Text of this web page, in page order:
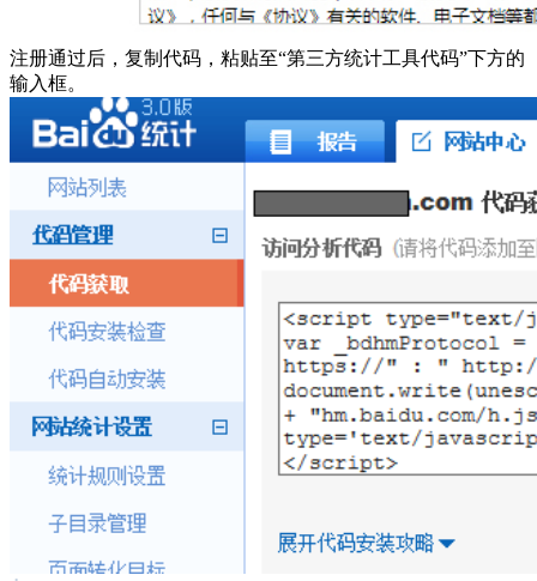
注册通过后，复制代码，粘贴至“第三方统计工具代码”下方的
输入框。